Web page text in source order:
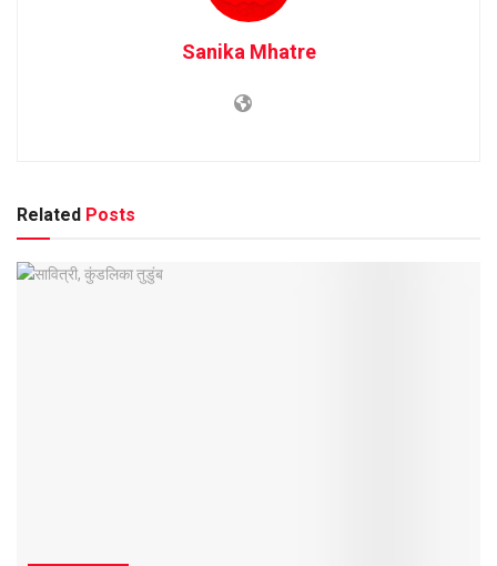
Sanika Mhatre
Related Posts